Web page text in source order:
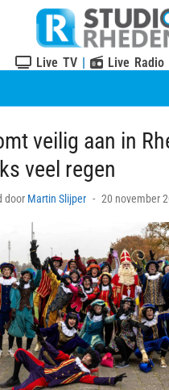
Live TV | Live Radio
veilig aan in
veel regen
door Martin Slijper
Posted
20 november